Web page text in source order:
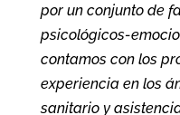
por un conjunto de
psicológicos-
contamos con los
experiencia en los
sanitario y